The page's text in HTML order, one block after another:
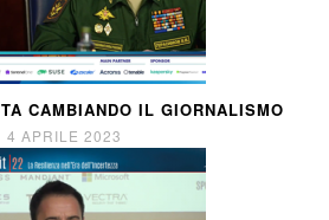
CAMBIANDO IL GIORNALISMO
4 APRILE 2023